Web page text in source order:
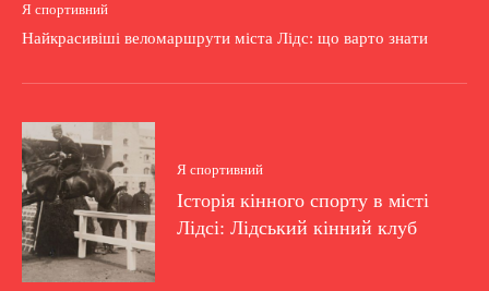
Я спортивний
Найкрасивіші веломаршрути міста Лідс: що варто знати
Я спортивний
Історія кінного спорту в місті
Лідсі: Лідський кінний клуб